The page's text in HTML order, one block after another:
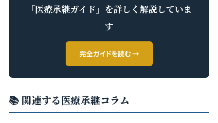
「医療承継ガイド」を詳しく解説していま
す
完全ガイドを読む →
📚 関連する医療承継コラム